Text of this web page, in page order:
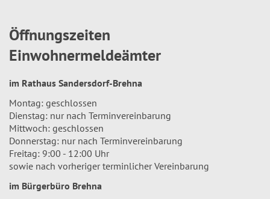
Öffnungszeiten
Einwohnermeldeämter
im Rathaus Sandersdorf-Brehna
Montag: geschlossen
Dienstag: nur nach Terminvereinbarung
Mittwoch: geschlossen
Donnerstag: nur nach Terminvereinbarung
Freitag: 9:00 - 12:00 Uhr
sowie nach vorheriger terminlicher Vereinbarung
im Bürgerbüro Brehna